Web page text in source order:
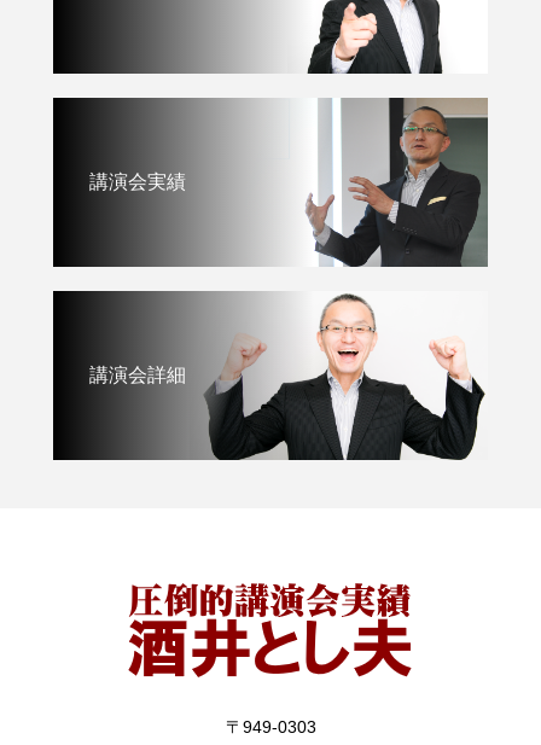
講演会実績
講演会詳細
〒949-0303